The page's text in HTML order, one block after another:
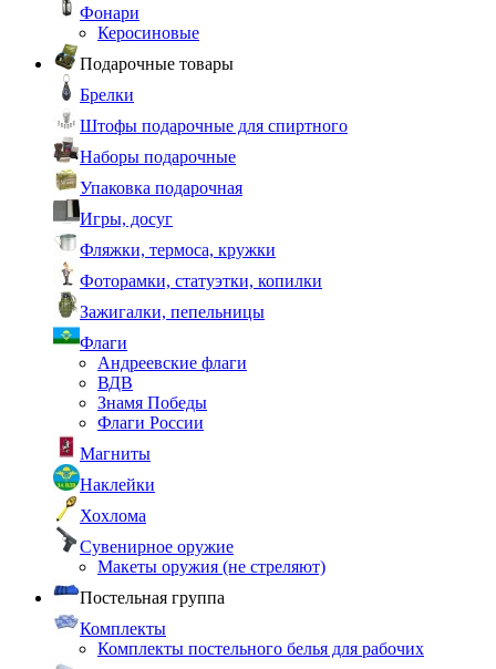
Фонари
Керосиновые
Подарочные товары
Брелки
Штофы подарочные для спиртного
Наборы подарочные
Упаковка подарочная
Игры, досуг
Фляжки, термоса, кружки
Фоторамки, статуэтки, копилки
Зажигалки, пепельницы
Флаги
Андреевские флаги
ВДВ
Знамя Победы
Флаги России
Магниты
Наклейки
Хохлома
Сувенирное оружие
Макеты оружия (не стреляют)
Постельная группа
Комплекты
Комплекты постельного белья для рабочих